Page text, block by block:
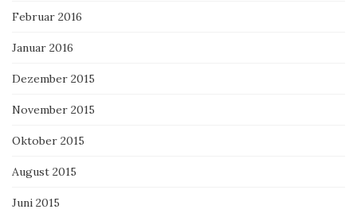
Februar 2016
Januar 2016
Dezember 2015
November 2015
Oktober 2015
August 2015
Juni 2015